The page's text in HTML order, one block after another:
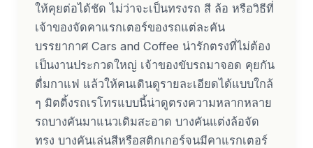
ให้คุยต่อได้ชัด ไม่ว่าจะเป็นทรงรถ สี ล้อ หรือวิธีที่
เจ้าของจัดคาแรกเตอร์ของรถแต่ละคัน
บรรยากาศ Cars and Coffee น่ารักตรงที่ไม่ต้อง
เป็นงานประกวดใหญ่ เจ้าของขับรถมาจอด คุยกัน
ดื่มกาแฟ แล้วให้คนเดินดูรายละเอียดได้แบบใกล้
ๆ มิตติ้งรถเรโทรแบบนี้น่าดูตรงความหลากหลาย
รถบางคันมาแนวเดิมสะอาด บางคันแต่งล้อจัด
ทรง บางคันเล่นสีหรือสติกเกอร์จนมีคาแรกเตอร์